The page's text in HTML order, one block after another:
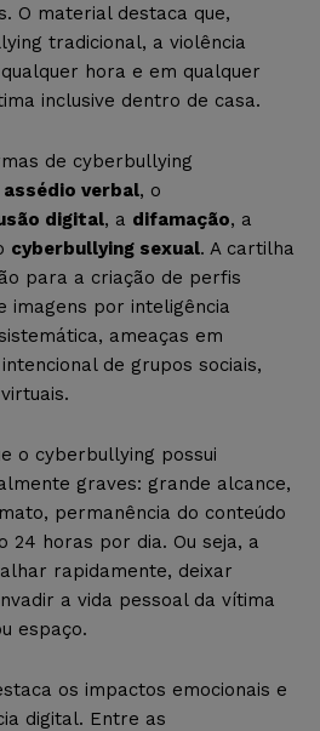
O material destaca que,
tradicional, a violência
hora e em qualquer
inclusive dentro de casa.
de cyberbullying
assédio verbal, o
digital, a difamação, a
cyberbullying sexual. A cartilha
para a criação de perfis
imagens por inteligência
ameaças em
de grupos sociais,
o cyberbullying possui
graves: grande alcance,
permanência do conteúdo
24 horas por dia. Ou seja, a
rapidamente, deixar
a vida pessoal da vítima
espaço.
os impactos emocionais e
digital. Entre as